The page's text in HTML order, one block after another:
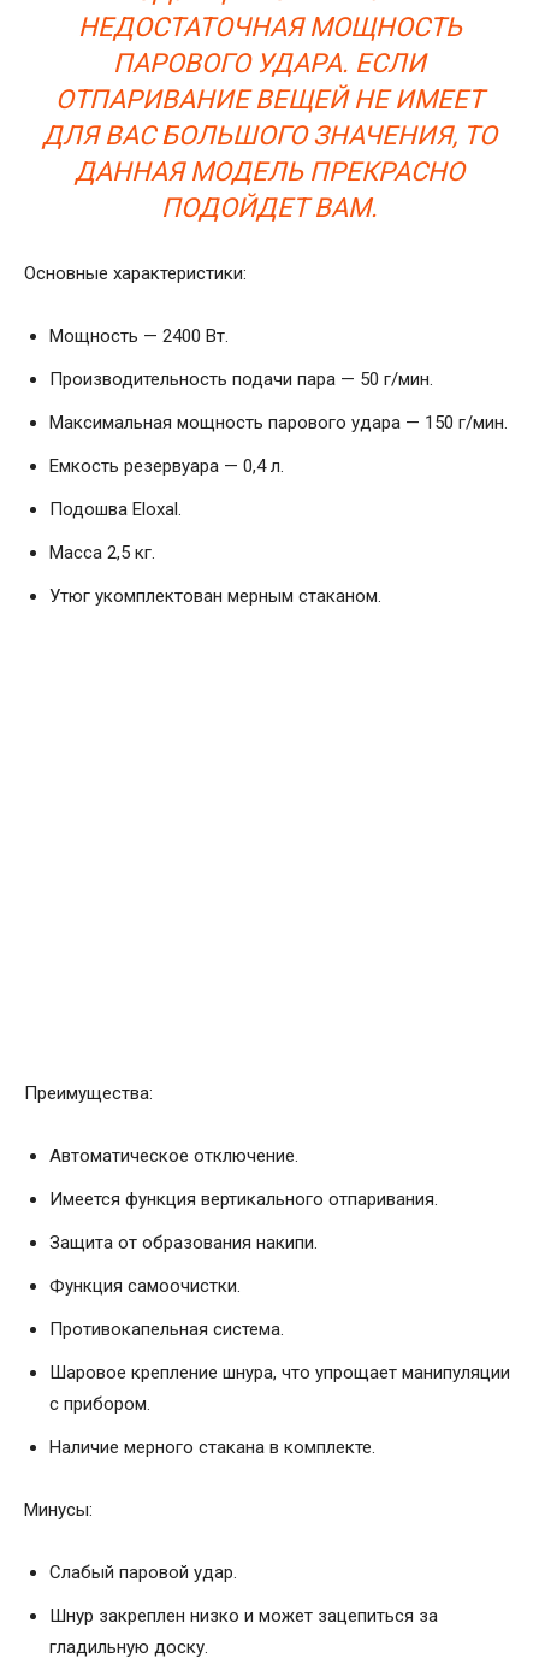
НЕДОСТАТОЧНАЯ МОЩНОСТЬ
ПАРОВОГО УДАРА. ЕСЛИ
ОТПАРИВАНИЕ ВЕЩЕЙ НЕ ИМЕЕТ
ДЛЯ ВАС БОЛЬШОГО ЗНАЧЕНИЯ, ТО
ДАННАЯ МОДЕЛЬ ПРЕКРАСНО
ПОДОЙДЕТ ВАМ.
Основные характеристики:
Мощность — 2400 Вт.
Производительность подачи пара — 50 г/мин.
Максимальная мощность парового удара — 150 г/мин.
Емкость резервуара — 0,4 л.
Подошва Eloxal.
Масса 2,5 кг.
Утюг укомплектован мерным стаканом.
Преимущества:
Автоматическое отключение.
Имеется функция вертикального отпаривания.
Защита от образования накипи.
Функция самоочистки.
Противокапельная система.
Шаровое крепление шнура, что упрощает манипуляции
с прибором.
Наличие мерного стакана в комплекте.
Минусы:
Слабый паровой удар.
Шнур закреплен низко и может зацепиться за
гладильную доску.